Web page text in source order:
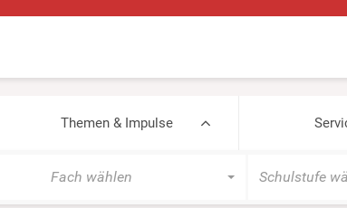
Themen & Impulse
Fach wählen Schulstufe